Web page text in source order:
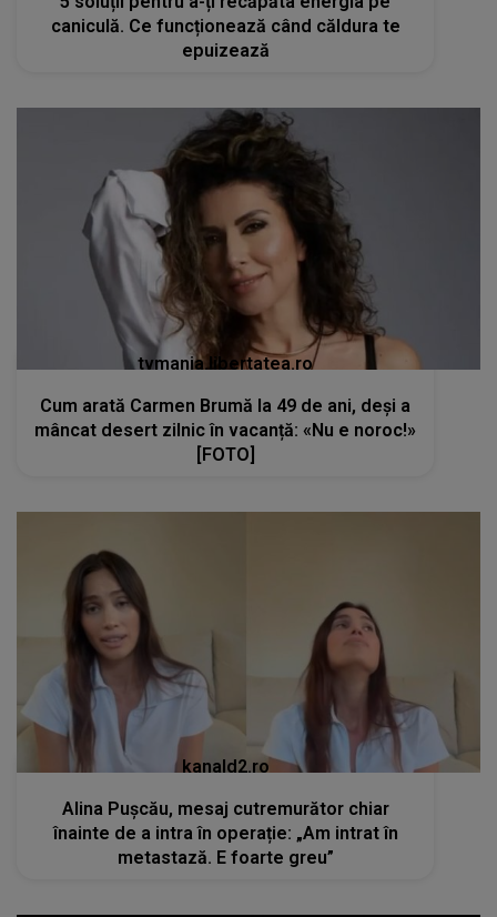
tvmania.libertatea.ro
Cum arată Carmen Brumă la 49 de ani, deși a
mâncat desert zilnic în vacanță: «Nu e noroc!»
[FOTO]
Alina Pușcău, mesaj cutremurător chiar
înainte de a intra în operație: „Am intrat în
metastază. E foarte greu”